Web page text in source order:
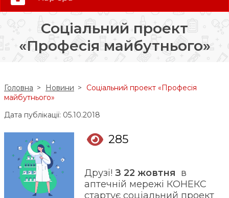
Слідкуй за нами:
Соціальний проект
«Професія майбутнього»
Головна Новини
Соціальний проект «Професія
майбутнього»
Дата публікації: 05.10.2018
285
Друзі!З 22 жовтня в
аптечній мережі КОНЕКС
стартує соціальний проект